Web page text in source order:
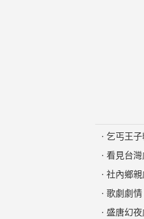
· 乞丐王
· 看見台灣
· 社內鄉親
· 歌劇劇情
· 盛唐幻夜